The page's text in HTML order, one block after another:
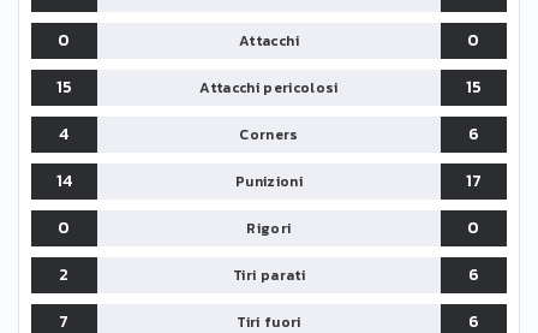
0
Attacchi
0
15
Attacchi pericolosi
15
4
Corners
6
14
Punizioni
17
0
Rigori
0
2
Tiri parati
6
7
Tiri fuori
6